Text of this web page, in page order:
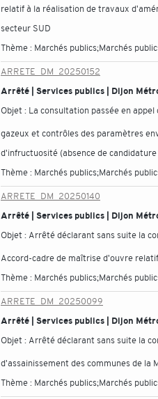
relatif à la réalisation de travaux
secteur SUD
Thème : Marchés publics;Marchés
ARRETE_DM_20250152
Arrêté | Services publics | Dijon
Objet : La consultation passée en
gazeux et contrôles des paramètres
d'infructuosité (absence de
Thème : Marchés publics;Marchés
ARRETE_DM_20250140
Arrêté | Services publics | Dijon
Objet : Arrêté déclarant sans suite la
Accord-cadre de maîtrise d'ouvre
Thème : Marchés publics;Marchés
ARRETE_DM_20250099
Arrêté | Services publics | Dijon
Objet : Arrêté déclarant sans suite la
d'assainissement des communes de la
Thème : Marchés publics;Marchés